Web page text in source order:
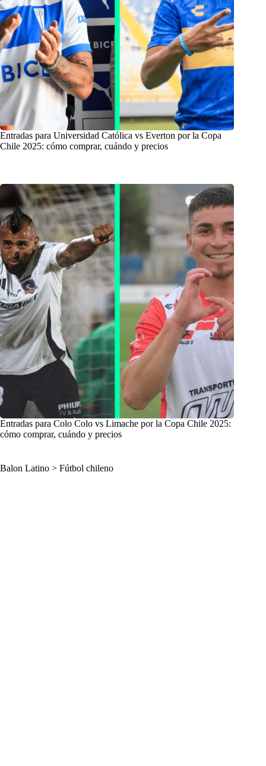
Entradas para Universidad Católica vs Everton por la Copa
Chile 2025: cómo comprar, cuándo y precios
Entradas para Colo Colo vs Limache por la Copa Chile 2025:
cómo comprar, cuándo y precios
Balon Latino > Fútbol chileno